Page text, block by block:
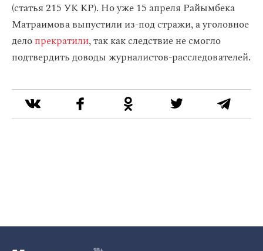
(статья 215 УК КР). Но уже 15 апреля Райымбека
Матраимова выпустили из-под стражи, а уголовное
делопрекратили, так как следствие не смогло
подтвердить доводы журналистов-расследователей.